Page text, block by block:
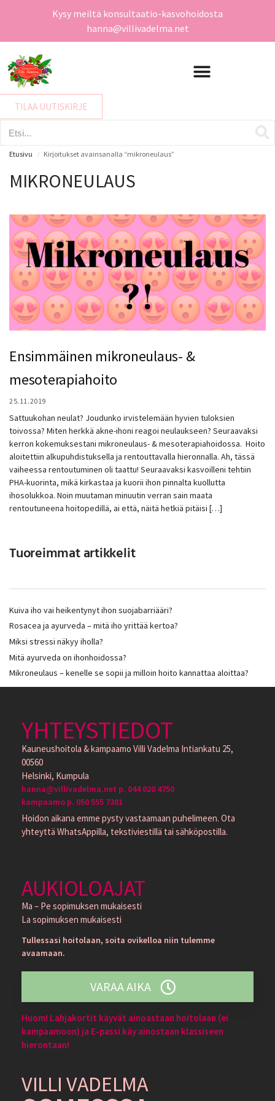
Kysy meiltä konsultaatio-kasvohoidosta
hanna@villivadelma.net
TILAA UUTISKIRJE
Etusivu / Kirjoitukset avainsanalla “mikroneulaus”
MIKRONEULAUS
Ensimmäinen mikroneulaus- &
mesoterapiahoito
25.11.2019
Sattuukohan neulat? Joudunko irvistelemään hyvien tuloksien
toivossa? Miten herkkä akne-ihoni reagoi neulaukseen? Seuraavaksi
kerron kokemuksestani mikroneulaus- & mesoterapiahoidossa. Hoito
aloitettiin alkupuhdistuksella ja rentouttavalla hieronnalla. Ah, tässä
vaiheessa rentoutuminen oli taattu! Seuraavaksi kasvoilleni tehtiin
PHA-kuorinta, mikä kirkastaa ja kuorii ihon pinnalta kuollutta
ihosolukkoa. Noin muutaman minuutin verran sain maata
rentoutuneena hoitopedillä, ai että, näitä hetkiä pitäisi […]
Tuoreimmat artikkelit
Kuiva iho vai heikentynyt ihon suojabarriääri?
Rosacea ja ayurveda – mitä iho yrittää kertoa?
Miksi stressi näkyy iholla?
Mitä ayurveda on ihonhoidossa?
Mikroneulaus – kenelle se sopii ja milloin hoito kannattaa aloittaa?
YHTEYSTIEDOT
Kauneushoitola & kampaamo Villi Vadelma Intiankatu 25,
00560
Helsinki, Kumpula
hanna@villivadelma.net p. 044 020 4750
kampaamo p. 050 555 7381
Hoidon aikana emme pysty vastaamaan puhelimeen. Ota
yhteyttä WhatsAppilla, tekstiviestillä tai sähköpostilla.
AUKIOLOAJAT
Ma – Pe sopimuksen mukaisesti
La sopimuksen mukaisesti
Tullessasi hoitolaan, soita ovikelloa niin tulemme
avaamaan.
VARAA AIKA
Huom! Lahjakortit käyvät ainoastaan hoitolaan (ei
kampaamoon) ja E-passi käy ainostaan klassiseen
hierontaan!
VILLI VADELMA